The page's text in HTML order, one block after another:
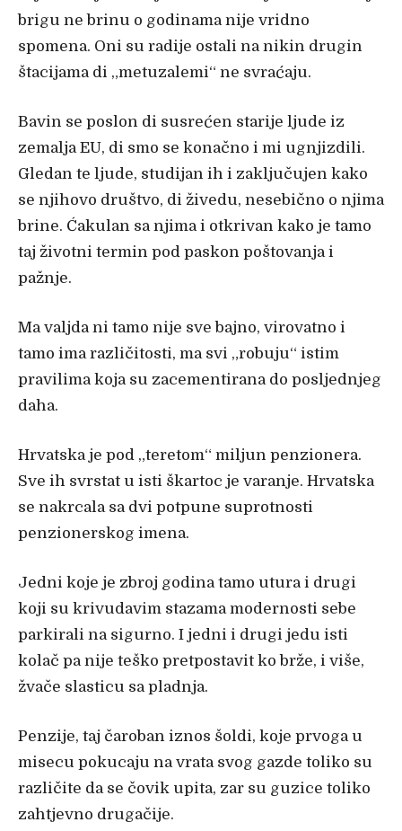
brigu ne brinu o godinama nije vridno
spomena. Oni su radije ostali na nikin drugin
štacijama di „metuzalemi“ ne svraćaju.
Bavin se poslon di susrećen starije ljude iz
zemalja EU, di smo se konačno i mi ugnjizdili.
Gledan te ljude, studijan ih i zaključujen kako
se njihovo društvo, di živedu, nesebično o njima
brine. Ćakulan sa njima i otkrivan kako je tamo
taj životni termin pod paskon poštovanja i
pažnje.
Ma valjda ni tamo nije sve bajno, virovatno i
tamo ima različitosti, ma svi „robuju“ istim
pravilima koja su zacementirana do posljednjeg
daha.
Hrvatska je pod „teretom“ miljun penzionera.
Sve ih svrstat u isti škartoc je varanje. Hrvatska
se nakrcala sa dvi potpune suprotnosti
penzionerskog imena.
Jedni koje je zbroj godina tamo utura i drugi
koji su krivudavim stazama modernosti sebe
parkirali na sigurno. I jedni i drugi jedu isti
kolač pa nije teško pretpostavit ko brže, i više,
žvače slasticu sa pladnja.
Penzije, taj čaroban iznos šoldi, koje prvoga u
misecu pokucaju na vrata svog gazde toliko su
različite da se čovik upita, zar su guzice toliko
zahtjevno drugačije.